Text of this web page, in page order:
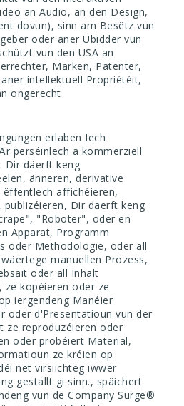
an Audio, an den Design,
dovun), sinn am Besëtz vun
oder aner Ubidder vun
vun den USA an
Marken, Patenter,
intellektuell Propriétéit,
ongerecht
erlaben Iech
perséinlech a kommerziell
Dir däerft keng
änneren, derivative
affichéieren,
Dir däerft keng
"Roboter", oder en
Apparat, Programm
oder Methodologie, oder all
manuellen Prozess,
oder all Inhalt
ze kopéieren oder ze
iergendeng Manéier
oder d'Presentatioun vun der
ze reproduzéieren oder
oder probéiert Material,
ze kréien op
net virsiichteg iwwer
gestallt gi sinn., späichert
vun de Company Surge®